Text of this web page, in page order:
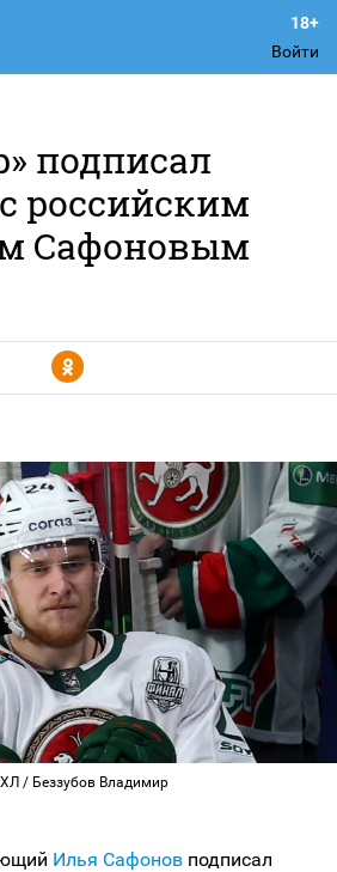
Войти
подписал
российским
Сафоновым
Y
/ Беззубов Владимир
Илья Сафонов подписал